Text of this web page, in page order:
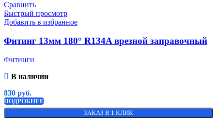
Сравнить
Быстрый просмотр
Добавить в избранное
Фитинг 13мм 180° R134A врезной заправочный
Фитинги
В наличии
830 руб.
ПОДРОБНЕЕ
ЗАКАЗ В 1 КЛИК